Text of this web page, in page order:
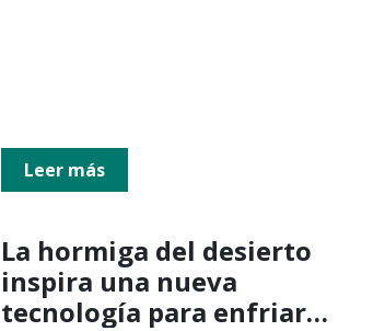
Leer más
La hormiga del desierto
inspira una nueva
tecnología para enfriar